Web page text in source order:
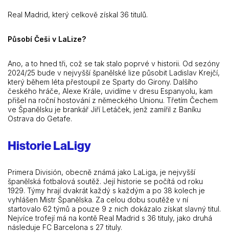
Real Madrid, který celkově získal 36 titulů.
Působí Češi v LaLize?
Ano, a to hned tři, což se tak stalo poprvé v historii. Od sezóny
2024/25 bude v nejvyšší španělské lize působit Ladislav Krejčí,
který během léta přestoupil ze Sparty do Girony. Dalšího
českého hráče, Alexe Krále, uvidíme v dresu Espanyolu, kam
přišel na roční hostování z německého Unionu. Třetím Čechem
ve Španělsku je brankář Jiří Letáček, jenž zamířil z Baníku
Ostrava do Getafe.
Historie LaLigy
Primera División, obecně známá jako LaLiga, je nejvyšší
španělská fotbalová soutěž. Její historie se počítá od roku
1929. Týmy hrají dvakrát každý s každým a po 38 kolech je
vyhlášen Mistr Španělska. Za celou dobu soutěže v ní
startovalo 62 týmů a pouze 9 z nich dokázalo získat slavný titul.
Nejvíce trofejí má na kontě Real Madrid s 36 tituly, jako druhá
následuje FC Barcelona s 27 tituly.